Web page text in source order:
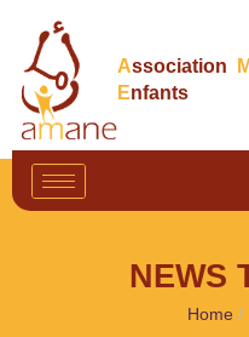
Association
Enfants
NEWS
Home /